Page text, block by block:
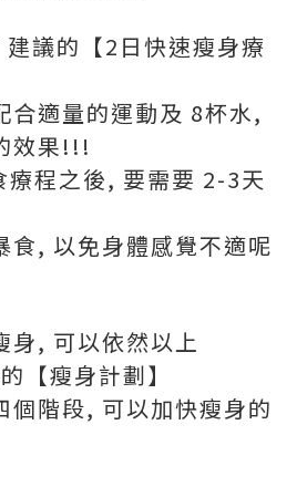
議的【2日快速瘦身療
合適量的運動及 8杯水,
效果!!!
療程之後, 要需要 2-3天
食, 以免身體感覺不適呢
身, 可以依然以上
【瘦身計劃】
個階段, 可以加快瘦身的